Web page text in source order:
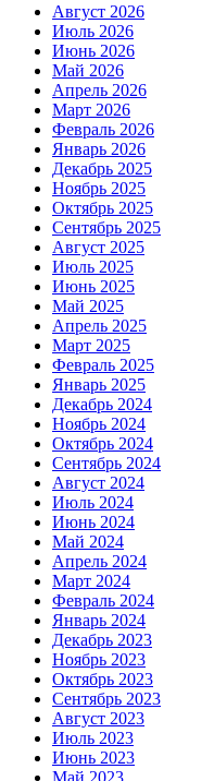
Август 2026
Июль 2026
Июнь 2026
Май 2026
Апрель 2026
Март 2026
Февраль 2026
Январь 2026
Декабрь 2025
Ноябрь 2025
Октябрь 2025
Сентябрь 2025
Август 2025
Июль 2025
Июнь 2025
Май 2025
Апрель 2025
Март 2025
Февраль 2025
Январь 2025
Декабрь 2024
Ноябрь 2024
Октябрь 2024
Сентябрь 2024
Август 2024
Июль 2024
Июнь 2024
Май 2024
Апрель 2024
Март 2024
Февраль 2024
Январь 2024
Декабрь 2023
Ноябрь 2023
Октябрь 2023
Сентябрь 2023
Август 2023
Июль 2023
Июнь 2023
Май 2023